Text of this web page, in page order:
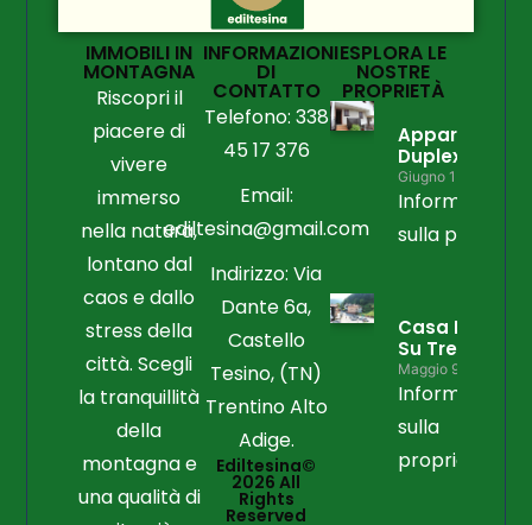
IMMOBILI IN
MONTAGNA
Riscopri il
piacere di
vivere
immerso
nella natura,
lontano dal
caos e dallo
stress della
città. Scegli
la tranquillità
della
montagna e
una qualità di
INFORMAZIONI
DI
CONTATTO
Telefono: 338
45 17 376
Email:
ediltesina@gmail.com
Indirizzo: Via
Dante 6a,
Castello
Tesino, (TN)
Trentino Alto
Adige.
Ediltesina©
2026 All
Rights
Reserved
ESPLORA LE
NOSTRE
PROPRIETÀ
Duplex
Giugno 15, 2026
Informazioni
sulla
Casa Libera
Su Tre Lati
Maggio 9, 2026
Informazioni
sulla
proprietà